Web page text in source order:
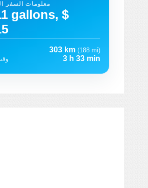
معلومات السفر
gallons, $
303 km (188 mi)
3 h 33 min